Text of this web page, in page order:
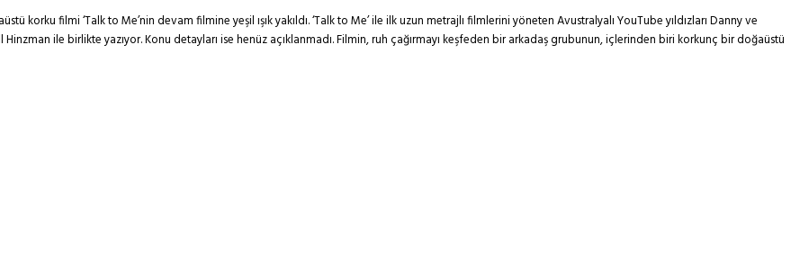
filmi ‘Talk to Me’nin devam filmine yeşil ışık yakıldı. ‘Talk to Me’ ile ilk uzun metrajlı filmlerini yöneten Avustralyalı YouTube yıldızları Danny ve
ile birlikte yazıyor. Konu detayları ise henüz açıklanmadı. Filmin, ruh çağırmayı keşfeden bir arkadaş grubunun, içlerinden biri korkunç bir doğaüstü